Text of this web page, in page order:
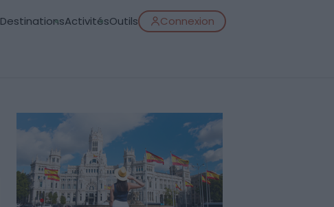
DestinationsActivitésOutils Connexion